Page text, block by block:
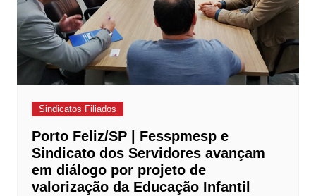
Sindicatos Filiados
Porto Feliz/SP | Fesspmesp e
Sindicato dos Servidores avançam
em diálogo por projeto de
valorização da Educação Infantil